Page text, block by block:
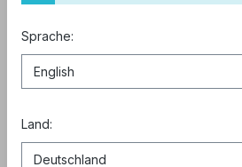
Sprache:
Land: